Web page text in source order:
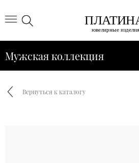
Мужская коллекция
Вернуться к каталогу